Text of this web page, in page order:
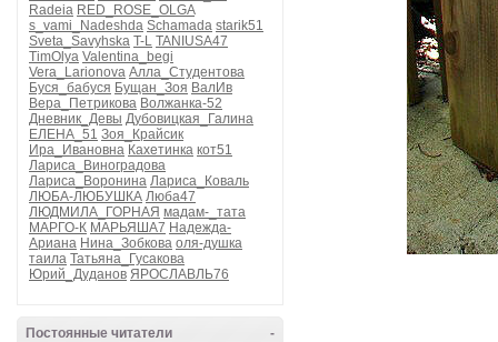
Radeia RED_ROSE_OLGA
s_vami_Nadeshda Schamada starik51
Sveta_Savyhska T-L TANIUSA47
TimOlya Valentina_begi
Vera_Larionova Алла_Студентова
Буся_бабуся Бущан_Зоя ВалИв
Вера_Петрикова Волжанка-52
Дневник_Девы Дубовицкая_Галина
ЕЛЕНА_51 Зоя_Крайсик
Ира_Ивановна Кахетинка кот51
Лариса_Виноградова
Лариса_Воронина Лариса_Коваль
ЛЮБА-ЛЮБУШКА Люба47
ЛЮДМИЛА_ГОРНАЯ мадам-_тата
МАРГО-К МАРЬЯША7 Надежда-
Ариана Нина_Зобкова оля-душка
таила Татьяна_Гусакова
Юрий_Дуданов ЯРОСЛАВЛЬ76
-
Постоянные читатели